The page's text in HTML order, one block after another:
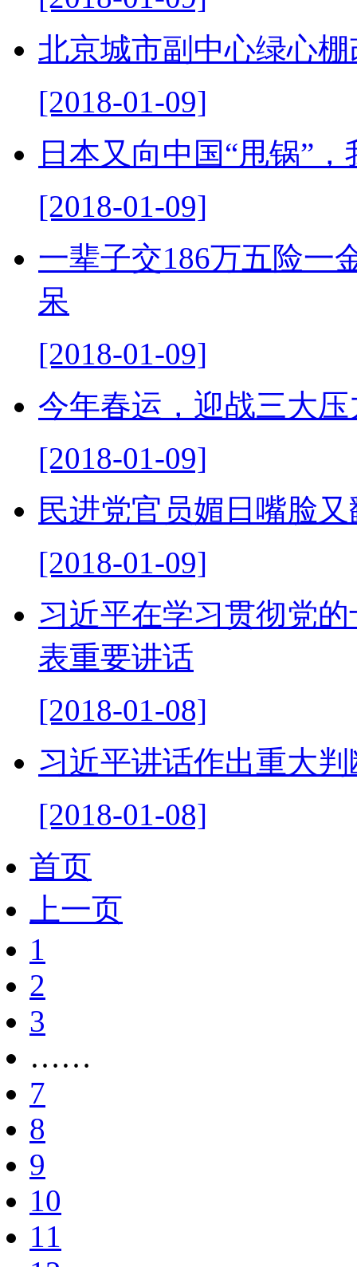
北京城市副中心绿心
[2018-01-09]
日本又向中国“甩锅”
[2018-01-09]
一辈子交186万五险一
呆
[2018-01-09]
今年春运，迎战三大压
[2018-01-09]
民进党官员媚日嘴脸
[2018-01-09]
习近平在学习贯彻党
表重要讲话
[2018-01-08]
习近平讲话作出重大判
[2018-01-08]
首页
上一页
1
2
3
……
7
8
9
10
11